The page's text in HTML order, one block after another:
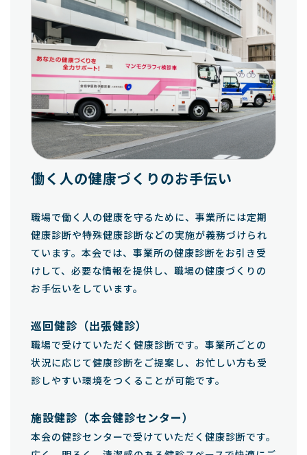
働く人の健康づくりのお手伝い
職場で働く人の健康を守るために、事業所には定期
健康診断や特殊健康診断などの実施が義務づけられ
ています。本会では、事業所の健康診断をお引き受
けして、必要な情報を提供し、職場の健康づくりの
お手伝いをしています。
巡回健診（出張健診）
職場で受けていただく健康診断です。事業所ごとの
状況に応じて健康診断をご提案し、お忙しい方も受
診しやすい環境をつくることが可能です。
施設健診（本会健診センター）
本会の健診センターで受けていただく健康診断です。